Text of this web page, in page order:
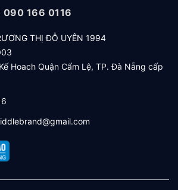
090 166 0116
THỊ ĐỖ UYÊN 1994
Hoach Quận Cẩm Lệ, TP. Đà Nẵng cấp